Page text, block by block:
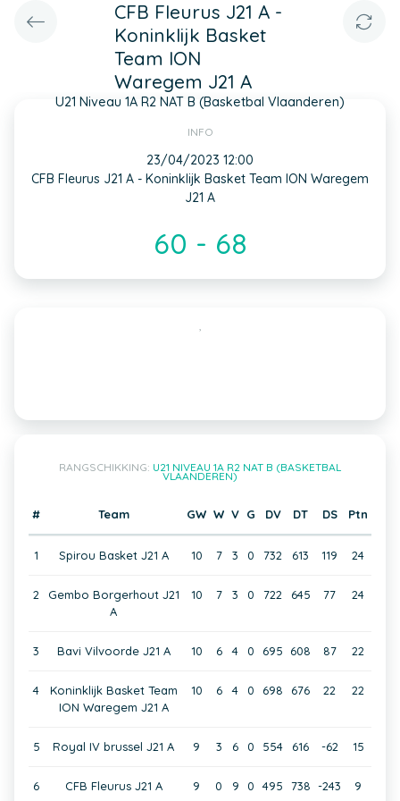
CFB Fleurus J21 A -
Koninklijk Basket
Team ION
Waregem J21 A
U21 Niveau 1A R2 NAT B (Basketbal Vlaanderen)
INFO
23/04/2023 12:00
CFB Fleurus J21 A - Koninklijk Basket Team ION Waregem
J21 A
60 - 68
RANGSCHIKKING: U21 NIVEAU 1A R2 NAT B (BASKETBAL
VLAANDEREN)
# Team GW W V G DV DT DS Ptn
1 Spirou Basket J21 A 10 7 3 0 732 613 119 24
2
Gembo Borgerhout J21
A
10 7 3 0 722 645 77 24
3 Bavi Vilvoorde J21 A 10 6 4 0 695 608 87 22
4
Koninklijk Basket Team
ION Waregem J21 A
10 6 4 0 698 676 22 22
5 Royal IV brussel J21 A 9 3 6 0 554 616 -62 15
6 CFB Fleurus J21 A 9 0 9 0 495 738 -243 9